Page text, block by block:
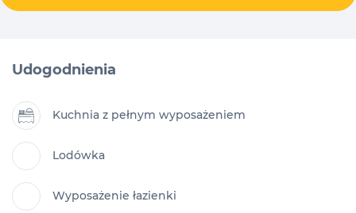
Udogodnienia
Kuchnia z pełnym wyposażeniem
Lodówka
Wyposażenie łazienki